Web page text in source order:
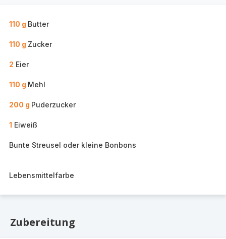
110 g Butter
110 g Zucker
2 Eier
110 g Mehl
200 g Puderzucker
1 Eiweiß
Bunte Streusel oder kleine Bonbons
Lebensmittelfarbe
Zubereitung